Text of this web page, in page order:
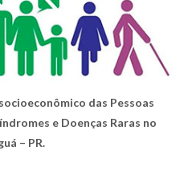
das Pessoas
e Doenças Raras no
– PR.